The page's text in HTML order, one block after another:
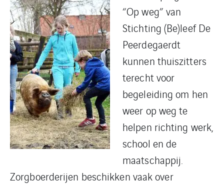
“Op weg” van
Stichting (Be)leef De
Peerdegaerdt
kunnen thuiszitters
terecht voor
begeleiding om hen
weer op weg te
helpen richting werk,
school en de
maatschappij.
Zorgboerderijen beschikken vaak over